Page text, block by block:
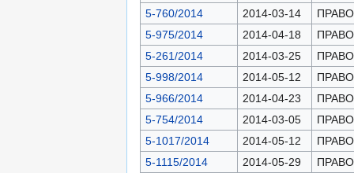
5-760/2014
2014-03-14
5-975/2014
2014-04-18
5-261/2014
2014-03-25
5-998/2014
2014-05-12
5-966/2014
2014-04-23
5-754/2014
2014-03-05
5-1017/2014
2014-05-12
5-1115/2014
2014-05-29